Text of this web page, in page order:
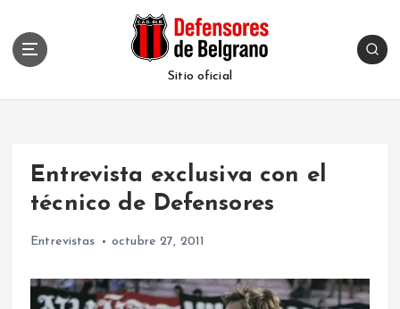
Sitio oficial
Entrevista exclusiva con el
técnico de Defensores
Entrevistas octubre 27, 2011